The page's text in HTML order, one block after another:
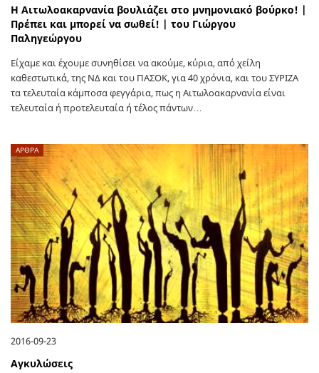
Η Αιτωλοακαρνανία βουλιάζει στο μνημονιακό βούρκο! |
Πρέπει και μπορεί να σωθεί! | του Γιώργου
Παληγεώργου
Είχαμε και έχουμε συνηθίσει να ακούμε, κύρια, από χείλη
καθεστωτικά, της ΝΔ και του ΠΑΣΟΚ, για 40 χρόνια, και του ΣΥΡΙΖΑ
τα τελευταία κάμποσα φεγγάρια, πως η Αιτωλοακαρνανία είναι
τελευταία ή προτελευταία ή τέλος πάντων…
ΑΡΘΡΑ
2016-09-23
Αγκυλώσεις